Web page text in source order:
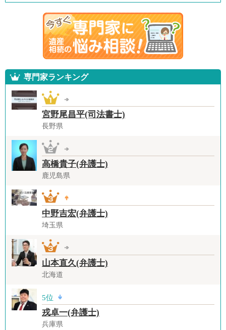
専門家ランキング
宮野尾昌平(司法書士)
長野県
高橋貴子(弁護士)
鹿児島県
中野吉宏(弁護士)
埼玉県
山本直久(弁護士)
北海道
5位
戎卓一(弁護士)
兵庫県